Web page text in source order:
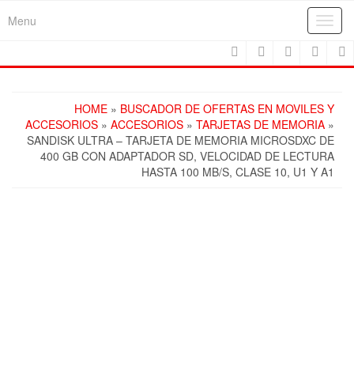
Menu
HOME » BUSCADOR DE OFERTAS EN MOVILES Y
ACCESORIOS » ACCESORIOS » TARJETAS DE MEMORIA »
SANDISK ULTRA – TARJETA DE MEMORIA MICROSDXC DE
400 GB CON ADAPTADOR SD, VELOCIDAD DE LECTURA
HASTA 100 MB/S, CLASE 10, U1 Y A1